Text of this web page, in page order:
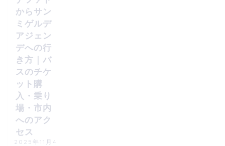
からサン
ミゲルデ
アジェン
デへの行
き方｜バ
スのチケ
ット購
入・乗り
場・市内
へのアク
セス
2025年11月4